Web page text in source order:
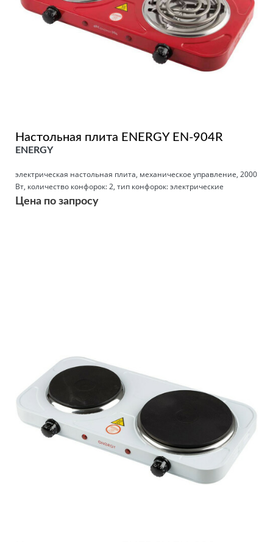
Настольная плита ENERGY EN-904R
ENERGY
электрическая настольная плита, механическое управление, 2000
Вт, количество конфорок: 2, тип конфорок: электрические
Цена по запросу